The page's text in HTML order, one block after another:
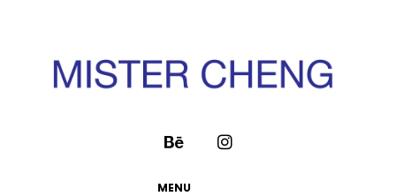
MENU